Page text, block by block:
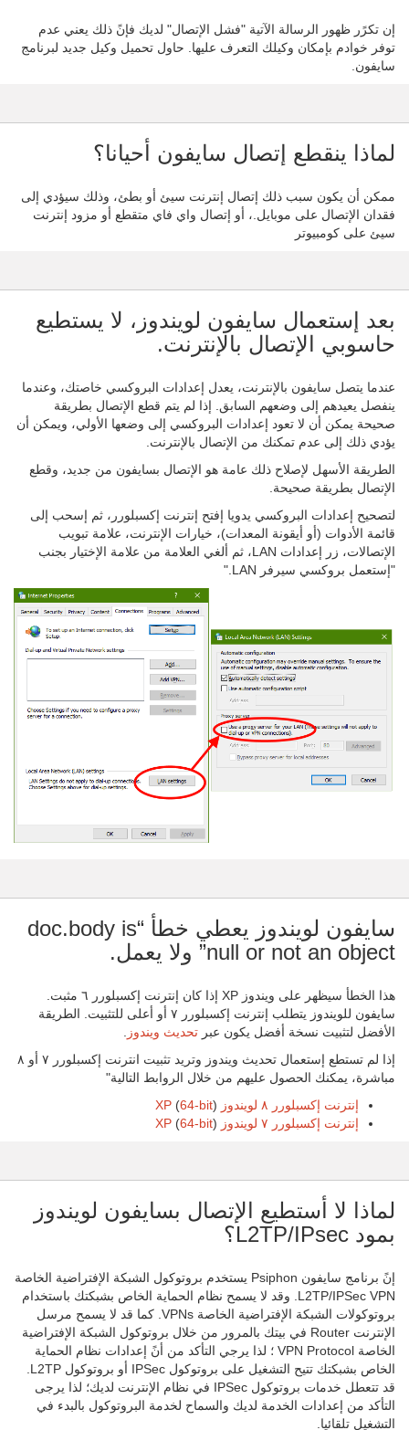
إن تكرًر ظهور الرسالة الآتية "فشل الإتصال" لديك فإنً ذلك يعني عدم
توفر خوادم بإمكان وكيلك التعرف عليها. حاول تحميل وكيل جديد لبرنامج
سايفون.
لماذا ينقطع إتصال سايفون أحيانا؟
ممكن أن يكون سبب ذلك إتصال إنترنت سيئ أو بطئ، وذلك سيؤدي إلى
فقدان الإتصال على موبايل.، أو إتصال واي فاي متقطع أو مزود إنترنت
سيئ على كومبيوتر
بعد إستعمال سايفون لويندوز، لا يستطيع
حاسوبي الإتصال بالإنترنت.
عندما يتصل سايفون بالإنترنت، يعدل إعدادات البروكسي خاصتك، وعندما
ينفصل يعيدهم إلى وضعهم السابق. إذا لم يتم قطع الإتصال بطريقة
صحيحة يمكن أن لا تعود إعدادات البروكسي إلى وضعها الأولي، ويمكن أن
يؤدي ذلك إلى عدم تمكنك من الإتصال بالإنترنت.
الطريقة الأسهل لإصلاح ذلك عامة هو الإتصال بسايفون من جديد، وقطع
الإتصال بطريقة صحيحة.
لتصحيح إعدادات البروكسي يدويا إفتح إنترنت إكسبلورر، ثم إسحب إلى
قائمة الأدوات (أو أيقونة المعدات)، خيارات الإنترنت، علامة تبويب
الإتصالات، زر إعدادات LAN، ثم ألغي العلامة من علامة الإختيار بجنب
"إستعمل بروكسي سيرفر LAN."
سايفون لويندوز يعطي خطأ “doc.body is
null or not an object” ولا يعمل.
هذا الخطأ سيظهر على ويندوز XP إذا كان إنترنت إكسبلورر ٦ مثبت.
سايفون للويندوز يتطلب إنترنت إكسبلورر ٧ أو أعلى للتثبيت. الطريقة
الأفضل لتثبيت نسخة أفضل يكون عبر تحديث ويندوز .
إذا لم تستطع إستعمال تحديث ويندوز وتريد تثبيت انترنت إكسبلورر ٧ أو ٨
مباشرة، يمكنك الحصول عليهم من خلال الروابط التالية"
إنترنت إكسبلورر ٨ لويندوز XP
(64-bit)
إنترنت إكسبلورر ٧ لويندوز XP
(64-bit)
لماذا لا أستطيع الإتصال بسايفون لويندوز
بمود L2TP/IPsec؟
إنً برنامج سايفون Psiphon يستخدم بروتوكول الشبكة الإفتراضية الخاصة
L2TP/IPSec VPN. وقد لا يسمح نظام الحماية الخاص بشبكتك باستخدام
بروتوكولات الشبكة الإفتراضية الخاصة VPNs. كما قد لا يسمح مرسل
الإنترنت Router في بيتك بالمرور من خلال بروتوكول الشبكة الإفتراضية
الخاصة VPN Protocol ؛ لذا يرجي التأكد من أنً إعدادات نظام الحماية
الخاص بشبكتك تتيح التشغيل على بروتوكول IPSec أو بروتوكول L2TP.
قد تتعطل خدمات بروتوكول IPSec في نظام الإنترنت لديك؛ لذا يرجى
التأكد من إعدادات الخدمة لديك والسماح لخدمة البروتوكول بالبدء في
التشغيل تلقائيا.